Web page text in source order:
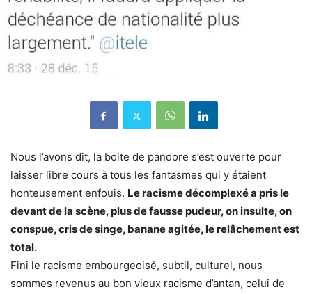
Nous l’avons dit, la boite de pandore s’est ouverte pour
laisser libre cours à tous les fantasmes qui y étaient
honteusement enfouis. Le racisme décomplexé a pris le
devant de la scène, plus de fausse pudeur, on insulte, on
conspue, cris de singe, banane agitée, le relâchement est
total.
Fini le racisme embourgeoisé, subtil, culturel, nous
sommes revenus au bon vieux racisme d’antan, celui de